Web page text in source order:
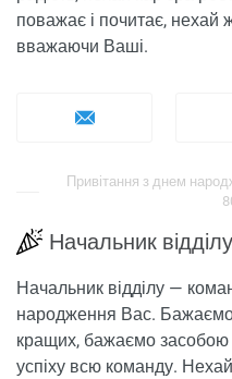
поважає і почитає, нехай
вважаючи Ваші.
Привітання з днем
Начальник
Начальник відділу —
народження Вас.
кращих, бажаємо засобою
успіху всю команду.